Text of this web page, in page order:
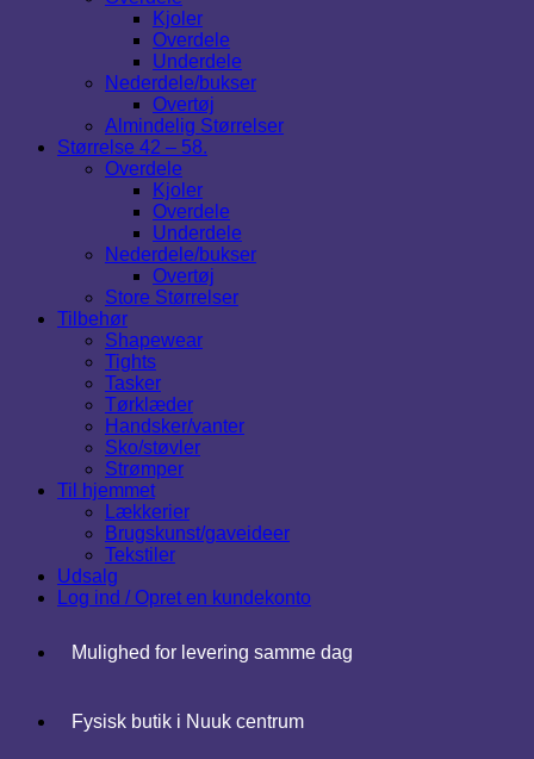
Kjoler
Overdele
Underdele
Nederdele/bukser
Overtøj
Almindelig Størrelser
Størrelse 42 – 58.
Overdele
Kjoler
Overdele
Underdele
Nederdele/bukser
Overtøj
Store Størrelser
Tilbehør
Shapewear
Tights
Tasker
Tørklæder
Handsker/vanter
Sko/støvler
Strømper
Til hjemmet
Lækkerier
Brugskunst/gaveideer
Tekstiler
Udsalg
Log ind / Opret en kundekonto
Mulighed for levering samme dag
Fysisk butik i Nuuk centrum